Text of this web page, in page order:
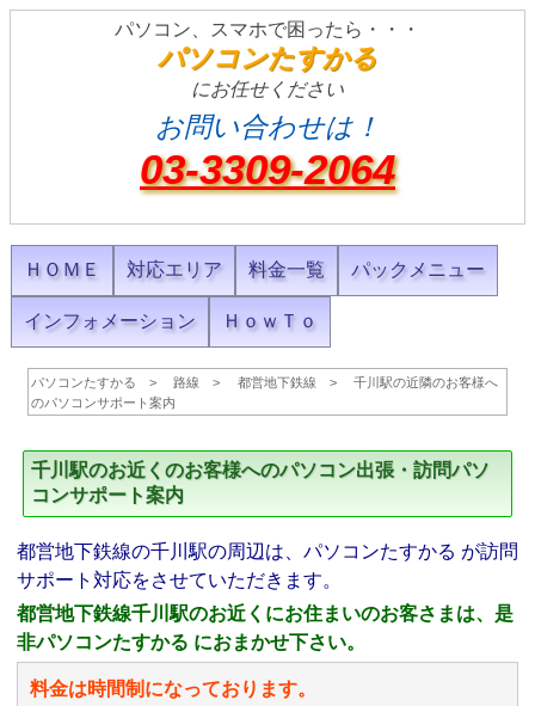
パソコン、スマホで困ったら・・・
パソコンたすかる
にお任せください
お問い合わせは！
03-3309-2064
ＨＯＭＥ 対応エリア 料金一覧 パックメニュー
インフォメーション ＨｏｗＴｏ
パソコンたすかる 路線 都営地下鉄線
千川駅の近隣のお客様へ
のパソコンサポート案内
千川駅のお近くのお客様へのパソコン出張・訪問パソ
コンサポート案内
都営地下鉄線の千川駅の周辺は、パソコンたすかる が訪問
サポート対応をさせていただきます。
都営地下鉄線千川駅のお近くにお住まいのお客さまは、是
非パソコンたすかる におまかせ下さい。
料金は時間制になっております。